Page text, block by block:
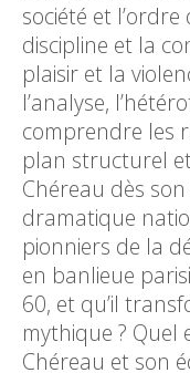
société et
discipline et la
plaisir et la
l’analyse,
comprendre les
plan structurel
Chéreau dès
dramatique
pionniers de la
en banlieue
60, et qu’il
mythique ? Quel
Chéreau et son